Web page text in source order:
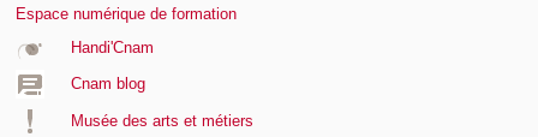
Espace numérique de formation
Handi'Cnam
Cnam blog
Musée des arts et métiers